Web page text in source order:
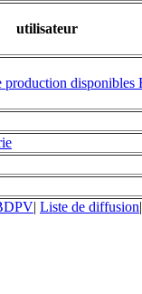
utilisateur
| Liste de diffusion